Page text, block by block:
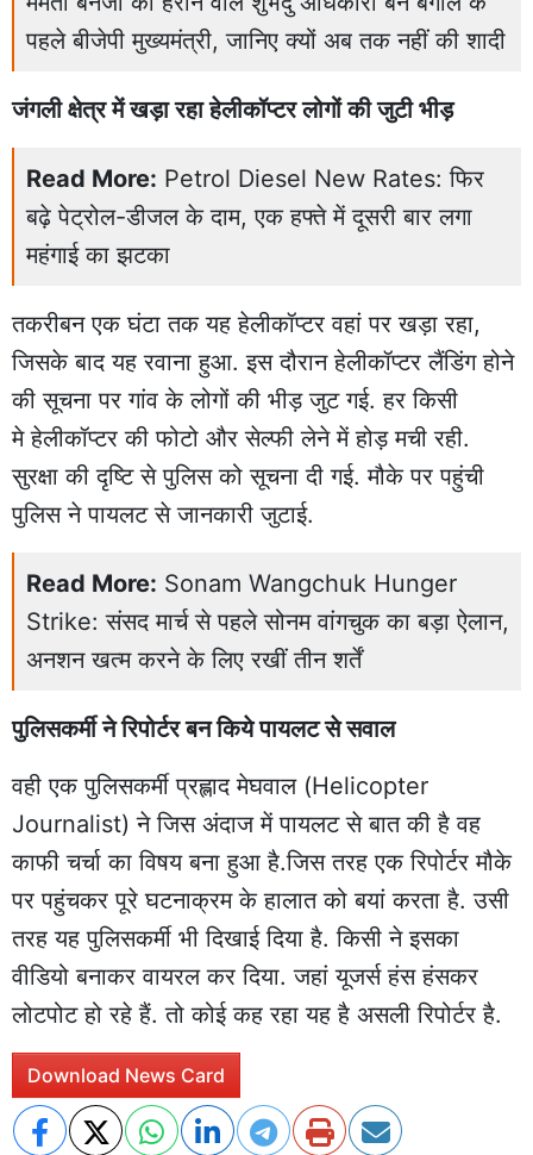
पहले बीजेपी मुख्यमंत्री, जानिए क्यों अब तक नहीं की शादी
जंगली क्षेत्र में खड़ा रहा हेलीकॉप्टर लोगों की जुटी भीड़
Read More: Petrol Diesel New Rates: फिर
बढ़े पेट्रोल-डीजल के दाम, एक हफ्ते में दूसरी बार लगा
महंगाई का झटका
तकरीबन एक घंटा तक यह हेलीकॉप्टर वहां पर खड़ा रहा,
जिसके बाद यह रवाना हुआ. इस दौरान हेलीकॉप्टर लैंडिंग होने
की सूचना पर गांव के लोगों की भीड़ जुट गई. हर किसी
मे हेलीकॉप्टर की फोटो और सेल्फी लेने में होड़ मची रही.
सुरक्षा की दृष्टि से पुलिस को सूचना दी गई. मौके पर पहुंची
पुलिस ने पायलट से जानकारी जुटाई.
Read More: Sonam Wangchuk Hunger
Strike: संसद मार्च से पहले सोनम वांगचुक का बड़ा ऐलान,
अनशन खत्म करने के लिए रखीं तीन शर्तें
पुलिसकर्मी ने रिपोर्टर बन किये पायलट से सवाल
वही एक पुलिसकर्मी प्रह्लाद मेघवाल (Helicopter
Journalist) ने जिस अंदाज में पायलट से बात की है वह
काफी चर्चा का विषय बना हुआ है.जिस तरह एक रिपोर्टर मौके
पर पहुंचकर पूरे घटनाक्रम के हालात को बयां करता है. उसी
तरह यह पुलिसकर्मी भी दिखाई दिया है. किसी ने इसका
वीडियो बनाकर वायरल कर दिया. जहां यूजर्स हंस हंसकर
लोटपोट हो रहे हैं. तो कोई कह रहा यह है असली रिपोर्टर है.
Download News Card